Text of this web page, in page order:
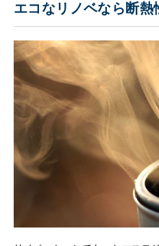
エコなリノベなら断熱